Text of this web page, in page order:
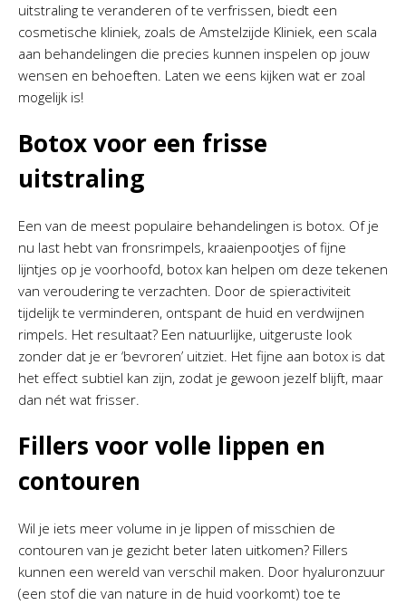
uitstraling te veranderen of te verfrissen, biedt een
cosmetische kliniek, zoals de Amstelzijde Kliniek, een scala
aan behandelingen die precies kunnen inspelen op jouw
wensen en behoeften. Laten we eens kijken wat er zoal
mogelijk is!
Botox voor een frisse
uitstraling
Een van de meest populaire behandelingen is botox. Of je
nu last hebt van fronsrimpels, kraaienpootjes of fijne
lijntjes op je voorhoofd, botox kan helpen om deze tekenen
van veroudering te verzachten. Door de spieractiviteit
tijdelijk te verminderen, ontspant de huid en verdwijnen
rimpels. Het resultaat? Een natuurlijke, uitgeruste look
zonder dat je er ‘bevroren’ uitziet. Het fijne aan botox is dat
het effect subtiel kan zijn, zodat je gewoon jezelf blijft, maar
dan nét wat frisser.
Fillers voor volle lippen en
contouren
Wil je iets meer volume in je lippen of misschien de
contouren van je gezicht beter laten uitkomen? Fillers
kunnen een wereld van verschil maken. Door hyaluronzuur
(een stof die van nature in de huid voorkomt) toe te